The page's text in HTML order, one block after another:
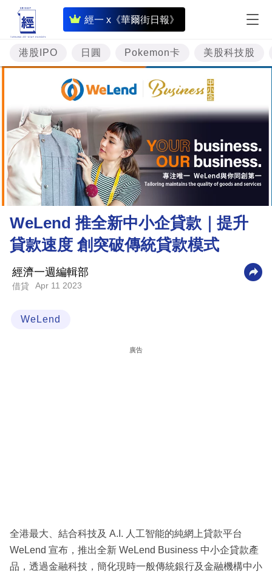
經一 x《華爾街日報》
即
時
財
經
專
投
資
樓
市
理
財
商
業
科
區
港股IPO 日圓 Pokemon卡 美股科技股
WeLend 推全新中小企貸款｜提升
貸款速度 創突破傳統貸款模式
經濟一週編輯部
借貸 Apr 11 2023
WeLend
廣告
全港最大、結合科技及 A.I. 人工智能的純網上貸款平台
WeLend 宣布，推出全新 WeLend Business 中小企貸款產
品，透過金融科技，簡化現時一般傳統銀行及金融機構中小